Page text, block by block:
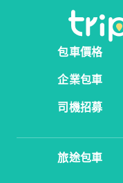
包車價格
企業包車
司機招募
旅途包車